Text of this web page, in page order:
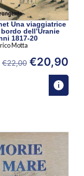
dell’Uranie
1817-20
Motta
€22,00 €20,90